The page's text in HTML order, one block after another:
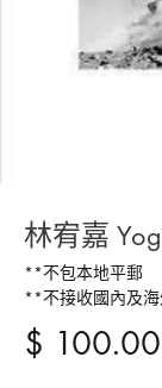
林宥嘉
**不包本地平郵
**不接收國內及
$ 100.00